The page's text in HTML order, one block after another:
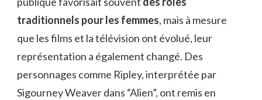
traditionnels pour les femmes, mais à mesure
que les films et la télévision ont évolué, leur
représentation a également changé. Des
personnages comme Ripley, interprétée par
Sigourney Weaver dans “Alien”, ont remis en